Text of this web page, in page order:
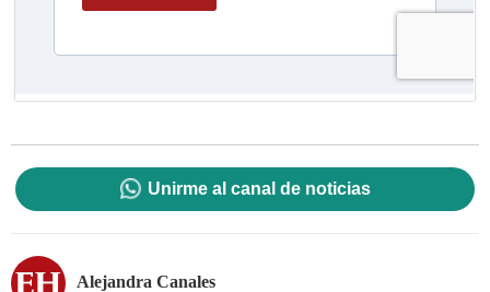
Unirme al canal de noticias
Alejandra Canales